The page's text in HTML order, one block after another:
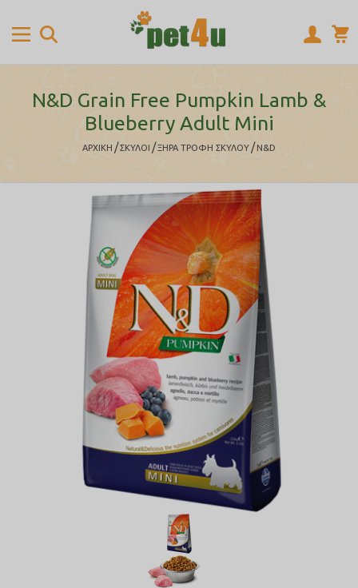
N&D Grain Free Pumpkin Lamb &
Blueberry Adult Mini
ΑΡΧΙΚΉ /ΣΚΥΛΟΙ /ΞΗΡΑ ΤΡΟΦΗ ΣΚΥΛΟΥ / N&D